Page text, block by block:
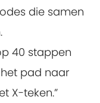
die samen
40 stappen
pad naar
X-teken.”